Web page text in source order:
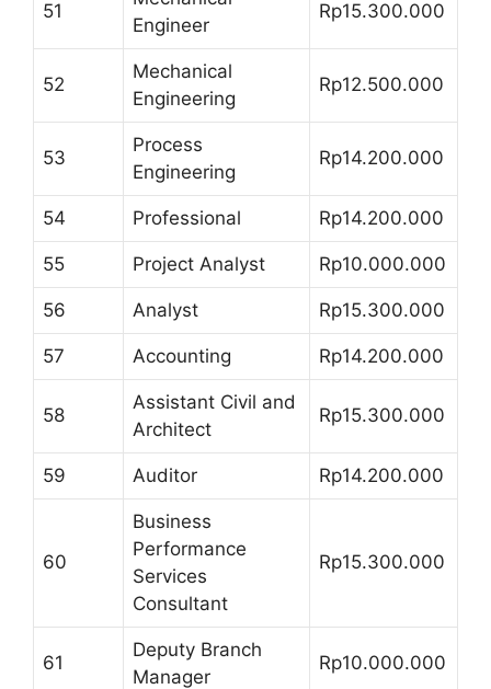
51
Engineer
Rp15.300.000
52
Mechanical
Engineering
Rp12.500.000
53
Process
Engineering
Rp14.200.000
54 Professional Rp14.200.000
55 Project Analyst Rp10.000.000
56 Analyst Rp15.300.000
57 Accounting Rp14.200.000
58
Assistant Civil and
Architect
Rp15.300.000
59 Auditor Rp14.200.000
60
Business
Performance
Services
Consultant
Rp15.300.000
61
Deputy Branch
Manager
Rp10.000.000